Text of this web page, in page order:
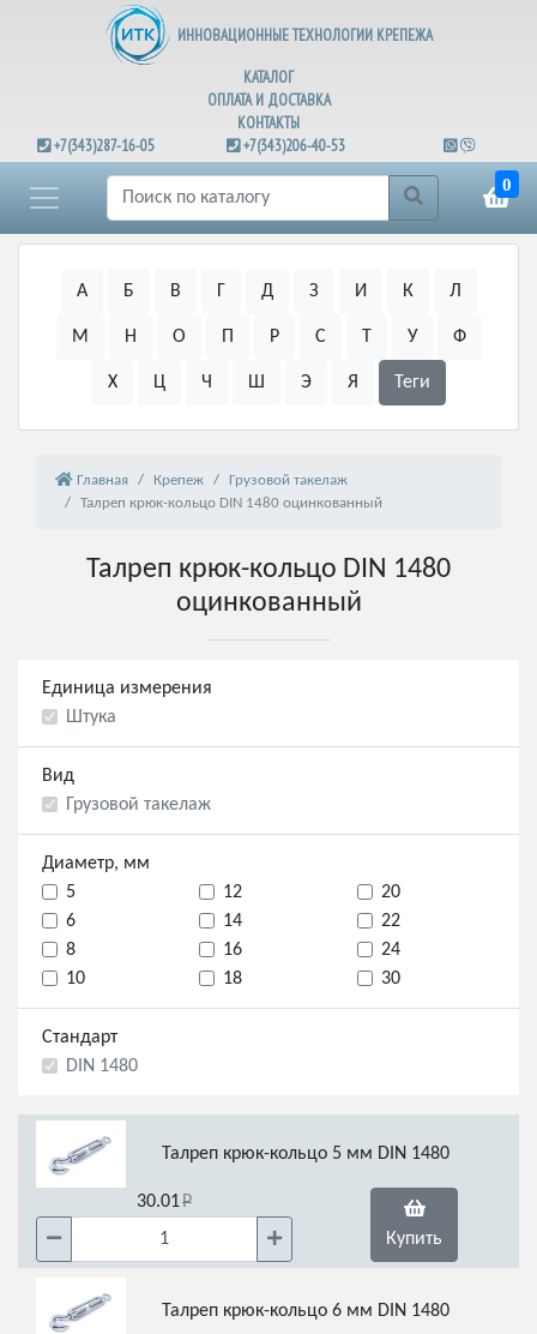
ИННОВАЦИОННЫЕ ТЕХНОЛОГИИ КРЕПЕЖА
КАТАЛОГ
ОПЛАТА И ДОСТАВКА
КОНТАКТЫ
+7(343)287-16-05
+7(343)206-40-53
0
А Б В Г Д З И К Л
М Н О П Р С Т У Ф
Х Ц Ч Ш Э Я Теги
Главная Крепеж
Грузовой такелаж
Талреп крюк-кольцо DIN 1480 оцинкованный
Талреп крюк-кольцо DIN 1480
оцинкованный
Единица измерения
Штука
Вид
Грузовой такелаж
Диаметр, мм
5
6
8
10
12
14
16
18
20
22
24
30
Стандарт
DIN 1480
Талреп крюк-кольцо 5 мм DIN 1480
30.01
Купить
Талреп крюк-кольцо 6 мм DIN 1480